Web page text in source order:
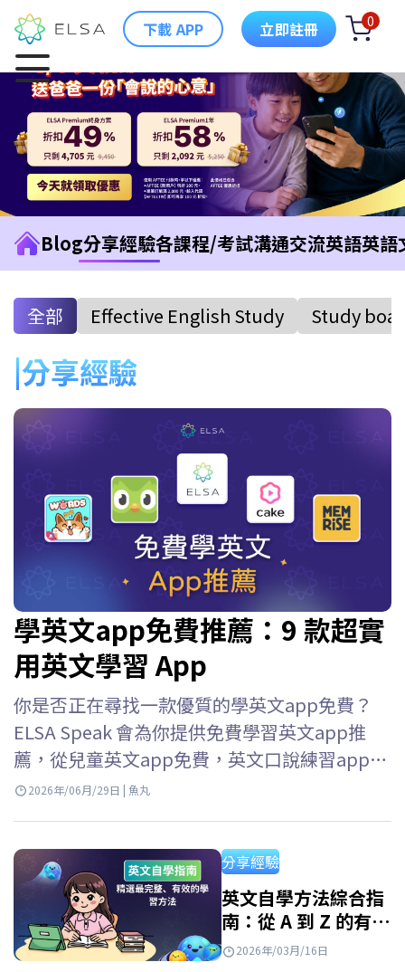
下載 APP 立即註冊 0
Blog分享經驗各課程/考試溝通交流英語英語
全部 Effective English Study Study
分享經驗
學英文app免費推薦：9 款超實
用英文學習 App
你是否正在尋找一款優質的學英文app免費？
ELSA Speak 會為你提供免費學習英文app推
薦，從兒童英文app免費，英文口說練習app免
費到英語口語練習應用等等，幫助你輕鬆選擇
英語變得輕鬆便捷。只需一部智能手機和網路
連接，你就可以隨時隨地學習。但是，並非所
有應用程式都有效。 優點: 隨時隨地學習 個人化
學習路徑 豐富的資源庫 寓教於樂 如何有效使用
2026年/06月/29日 | 魚丸
分享經驗
英文自學方法綜合指
南：從 A 到 Z 的有效
學習路線圖
2026年/03月/16日